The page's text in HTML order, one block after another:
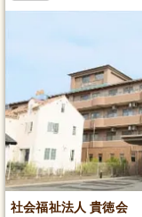
社会福祉法人 貴徳会